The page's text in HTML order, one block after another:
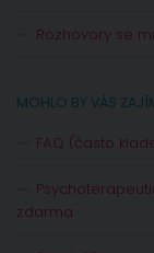
Rozhovory se
MOHLO BY VÁS
FAQ (často
zdarma